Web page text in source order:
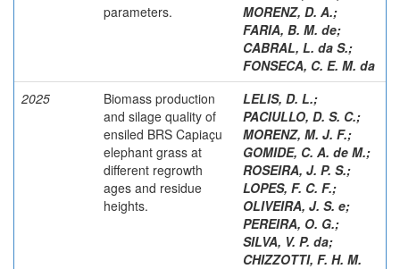
parameters.
MORENZ, D. A.;
FARIA, B. M. de;
CABRAL, L. da S.;
FONSECA, C. E. M. da
2025
Biomass production
and silage quality of
ensiled BRS Capiaçu
elephant grass at
different regrowth
ages and residue
heights.
LELIS, D. L.;
PACIULLO, D. S. C.;
MORENZ, M. J. F.;
GOMIDE, C. A. de M.;
ROSEIRA, J. P. S.;
LOPES, F. C. F.;
OLIVEIRA, J. S. e;
PEREIRA, O. G.;
SILVA, V. P. da;
CHIZZOTTI, F. H. M.